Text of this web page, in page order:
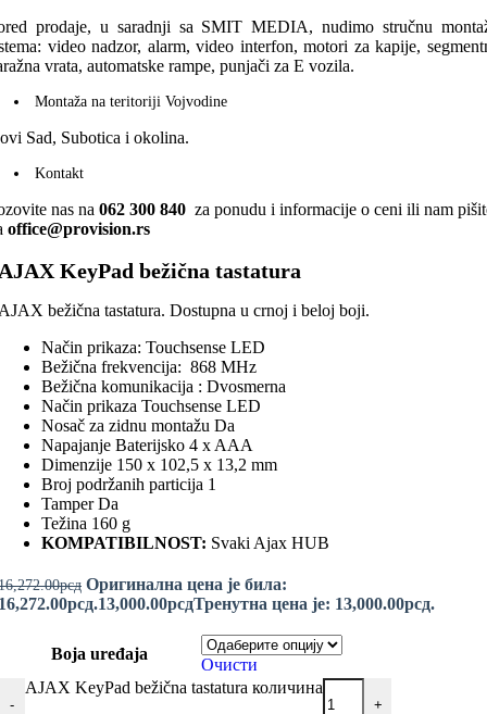
prodaje, u saradnji sa SMIT MEDIA, nudimo stručnu
video nadzor, alarm, video interfon, motori za kapije,
vrata, automatske rampe, punjači za E vozila.
Montaža na teritoriji Vojvodine
Sad, Subotica i okolina.
Kontakt
nas na 062 300 840 za ponudu i informacije o ceni ili nam
office@provision.rs
KeyPad bežična tastatura
bežična tastatura. Dostupna u crnoj i beloj boji.
Način prikaza: Touchsense LED
Bežična frekvencija: 868 MHz
Bežična komunikacija : Dvosmerna
Način prikaza Touchsense LED
Nosač za zidnu montažu Da
Napajanje Baterijsko 4 x AAA
Dimenzije 150 x 102,5 x 13,2 mm
Broj podržanih particija 1
Tamper Da
Težina 160 g
KOMPATIBILNOST: Svaki Ajax HUB
рсд Оригинална цена је била:
13,000.00рсдТренутна цена је: 13,000.00рсд.
Boja uređaja
Очисти
-
AJAX KeyPad bežična tastatura количина
+